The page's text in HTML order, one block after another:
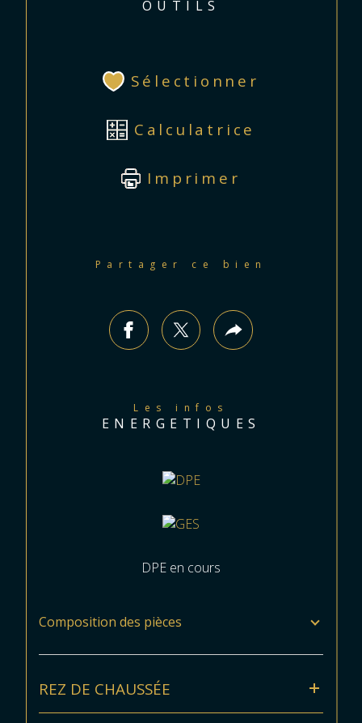
OUTILS
Sélectionner
Calculatrice
Imprimer
Partager ce bien
Les infos
ENERGETIQUES
DPE en cours
Composition des pièces
REZ DE CHAUSSÉE